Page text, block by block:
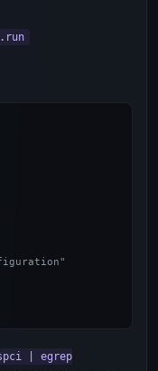
| egrep